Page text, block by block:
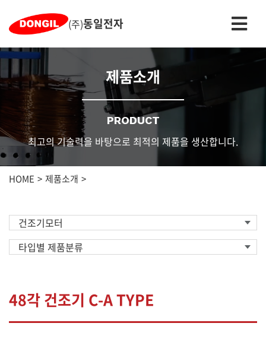
(주)동일전자
제품소개
PRODUCT
최고의 기술력을 바탕으로 최적의 제품을 생산합니다.
HOME 제품소개
48각 건조기 C-A TYPE